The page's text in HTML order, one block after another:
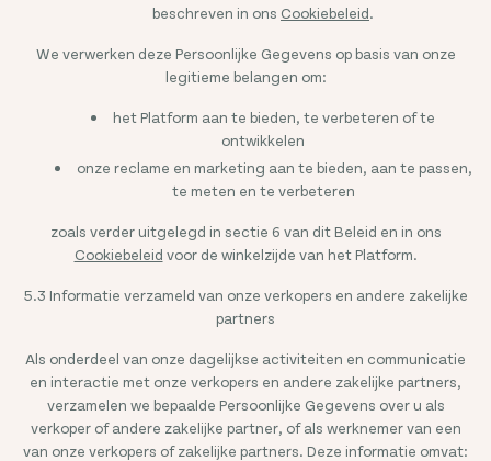
beschreven in ons Cookiebeleid.
We verwerken deze Persoonlijke Gegevens op basis van onze
legitieme belangen om:
het Platform aan te bieden, te verbeteren of te
ontwikkelen
onze reclame en marketing aan te bieden, aan te passen,
te meten en te verbeteren
zoals verder uitgelegd in sectie 6 van dit Beleid en in ons
Cookiebeleid voor de winkelzijde van het Platform.
5.3 Informatie verzameld van onze verkopers en andere zakelijke
partners
Als onderdeel van onze dagelijkse activiteiten en communicatie
en interactie met onze verkopers en andere zakelijke partners,
verzamelen we bepaalde Persoonlijke Gegevens over u als
verkoper of andere zakelijke partner, of als werknemer van een
van onze verkopers of zakelijke partners. Deze informatie omvat: